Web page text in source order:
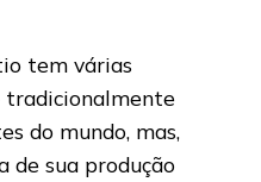
tem várias
tradicionalmente
do mundo, mas,
de sua produção